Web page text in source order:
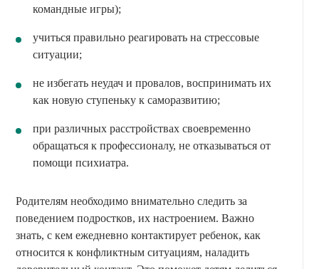
командные игры);
учиться правильно реагировать на стрессовые
ситуации;
не избегать неудач и провалов, воспринимать их
как новую ступеньку к саморазвитию;
при различных расстройствах своевременно
обращаться к профессионалу, не отказываться от
помощи психиатра.
Родителям необходимо внимательно следить за
поведением подростков, их настроением. Важно
знать, с кем ежедневно контактирует ребенок, как
относится к конфликтным ситуациям, наладить